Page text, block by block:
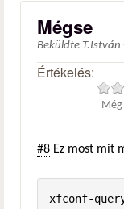
Mégse
Beküldte T.István
Értékelés:
#8 Ez most mit
xfconf-